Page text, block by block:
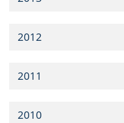
2012
2011
2010